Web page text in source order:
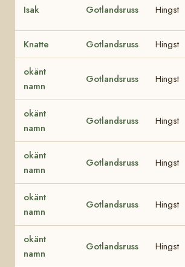
Isak Gotlandsruss Hingst
Knatte Gotlandsruss Hingst
okänt
namn
Gotlandsruss Hingst
okänt
namn
Gotlandsruss Hingst
okänt
namn
Gotlandsruss Hingst
okänt
namn
Gotlandsruss Hingst
okänt
namn
Gotlandsruss Hingst